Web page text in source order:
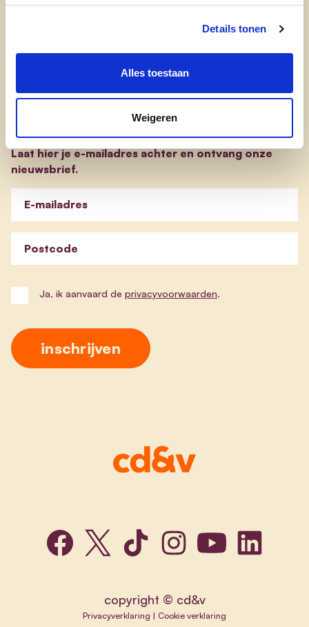
Details tonen
Alles toestaan
Weigeren
evp-basisprogramma
Blijf op de hoogte
Laat hier je e-mailadres achter en ontvang onze
nieuwsbrief.
E-mailadres
Postcode
Ja, ik aanvaard de privacyvoorwaarden.
copyright © cd&v
Privacyverklaring | Cookie verklaring